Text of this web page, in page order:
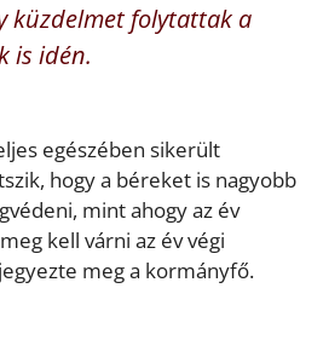
küzdelmet folytattak a
is idén.
egészében sikerült
hogy a béreket is nagyobb
mint ahogy az év
kell várni az év végi
meg a kormányfő.